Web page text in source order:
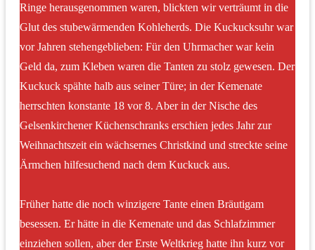
Ringe herausgenommen waren, blickten wir verträumt in die
Glut des stubewärmenden Kohleherds. Die Kuckucksuhr war
vor Jahren stehengeblieben: Für den Uhrmacher war kein
Geld da, zum Kleben waren die Tanten zu stolz gewesen. Der
Kuckuck spähte halb aus seiner Türe; in der Kemenate
herrschten konstante 18 vor 8. Aber in der Nische des
Gelsenkirchener Küchenschranks erschien jedes Jahr zur
Weihnachtszeit ein wächsernes Christkind und streckte seine
Ärmchen hilfesuchend nach dem Kuckuck aus.
Früher hatte die noch winzigere Tante einen Bräutigam
besessen. Er hätte in die Kemenate und das Schlafzimmer
einziehen sollen, aber der Erste Weltkrieg hatte ihn kurz vor